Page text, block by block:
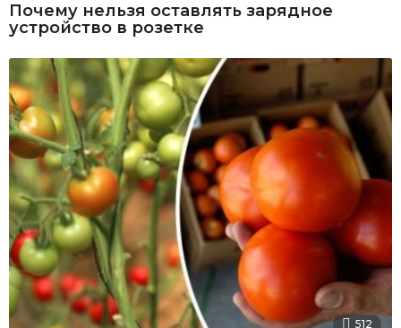
Почему нельзя оставлять зарядное
устройство в розетке
512